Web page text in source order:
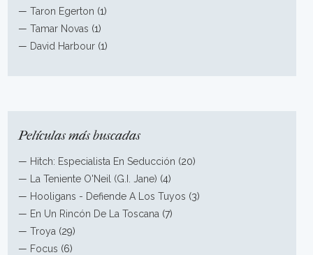
—Taron Egerton (1)
—Tamar Novas (1)
— David Harbour (1)
Películas más buscadas
— Hitch: Especialista En Seducción (20)
—
La Teniente O'Neil (G.I. Jane) (4)
— Hooligans - Defiende A Los Tuyos (3)
— En Un Rincón De La Toscana (7)
—Troya (29)
— Focus (6)